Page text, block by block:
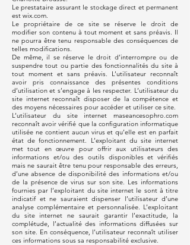
Le prestataire assurant le stockage direct et permanent
est wix.com.
Le propriétaire de ce site se réserve le droit de
modifier son contenu à tout moment et sans préavis. Il
ne pourra être tenu responsable des conséquences de
telles modifications.
De même, il se réserve le droit d’interrompre ou de
suspendre tout ou partie des fonctionnalités du site à
tout moment et sans préavis. L’utilisateur reconnaît
avoir pris connaissance des présentes conditions
d’utilisation et s’engage à les respecter. L’utilisateur du
site internet reconnaît disposer de la compétence et
des moyens nécessaires pour accéder et utiliser ce site.
L’utilisateur du site internet maseancesophro.com
reconnaît avoir vérifié que la configuration informatique
utilisée ne contient aucun virus et qu’elle est en parfait
état de fonctionnement. L’exploitant du site internet
met tout en œuvre pour offrir aux utilisateurs des
informations et/ou des outils disponibles et vérifiés
mais ne saurait être tenu pour responsable des erreurs,
d’une absence de disponibilité des informations et/ou
de la présence de virus sur son site. Les informations
fournies par l’exploitant du site internet le sont à titre
indicatif et ne sauraient dispenser l’utilisateur d’une
analyse complémentaire et personnalisée. L’exploitant
du site internet ne saurait garantir l’exactitude, la
complétude, l’actualité des informations diffusées sur
son site. En conséquence, l’utilisateur reconnaît utiliser
ces informations sous sa responsabilité exclusive.